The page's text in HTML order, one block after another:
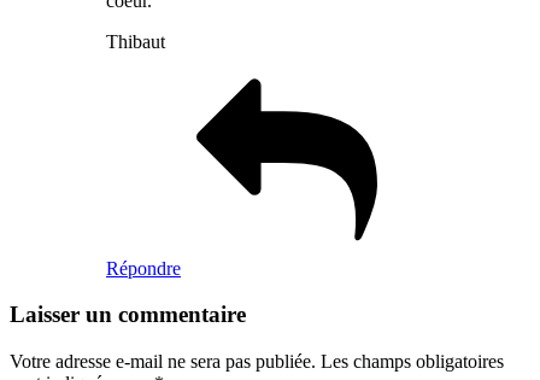
Thibaut
Répondre
Laisser un commentaire
Votre adresse e-mail ne sera pas publiée. Les champs obligatoires